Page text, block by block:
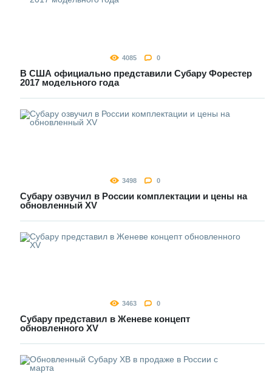
4085 0
В США официально представили Субару Форестер
2017 модельного года
3498 0
Субару озвучил в России комплектации и цены на
обновленный XV
3463 0
Субару представил в Женеве концепт
обновленного XV